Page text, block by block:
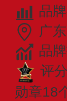
品
广
品
评
勋章18